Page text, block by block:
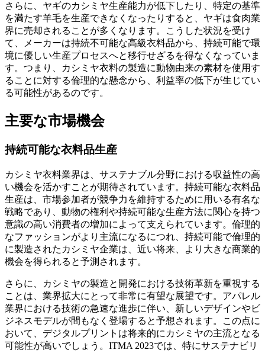
さらに、ヤギのカシミヤ生産能力が低下したり、特定の基準
を満たす羊毛を生産できなくなったりすると、ヤギは食肉業
界に売却されることが多くなります。こうした状況を受け
て、メーカーは持続不可能な高級衣料品から、持続可能で環
境に優しい生産プロセスへと移行せざるを得なくなっていま
す。つまり、カシミヤ衣料の製造に動物由来の素材を使用す
ることに対する倫理的な懸念から、利益率の低下が生じてい
る可能性があるのです。
主要な市場機会
持続可能な衣料品生産
カシミヤ衣料業界は、サステナブル分野における収益性の高
い機会を活かすことが期待されています。持続可能な衣料品
生産は、市場参加者が競争力を維持するために用いる有名な
戦略であり、動物の権利や持続可能な生産方法に関心を持つ
意識の高い消費者の増加によって支えられています。倫理的
なファッションがより主流になるにつれ、持続可能で倫理的
に製造されたカシミヤ企業は、近い将来、より大きな商業的
機会を得られると予測されます。
さらに、カシミヤの製造と開発における技術革新を重視する
ことは、業界拡大にとって非常に有望な展望です。アパレル
業界における技術の急速な進歩に伴い、新しいデザインやビ
ジネスモデルが間もなく登場すると予想されます。この点に
おいて、デジタルプリントは将来的にカシミヤの主流となる
可能性が高いでしょう。ITMA 2023では、特にサステナビリ